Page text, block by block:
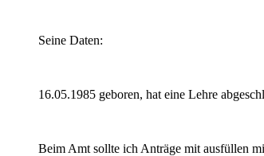
Seine Daten:
16.05.1985 geboren, hat eine Lehre
Beim Amt sollte ich Anträge mit ausfüllen